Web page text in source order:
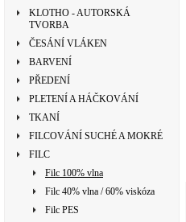
KLOTHO - AUTORSKÁ
TVORBA
ČESÁNÍ VLÁKEN
BARVENÍ
PŘEDENÍ
PLETENÍ A HÁČKOVÁNÍ
TKANÍ
FILCOVÁNÍ SUCHÉ A MOKRÉ
FILC
Filc 100% vlna
Filc 40% vlna / 60% viskóza
Filc PES